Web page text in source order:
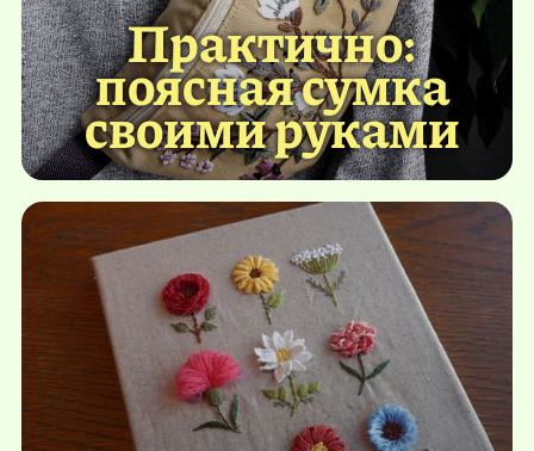
Практично:
поясная сумка
своими руками